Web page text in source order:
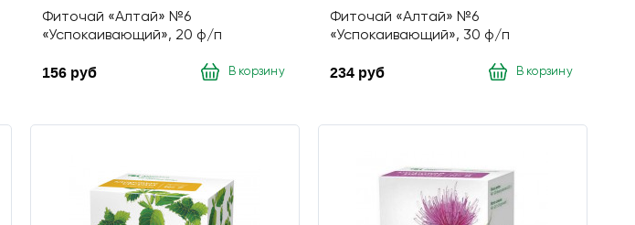
Фиточай «Алтай» №6
«Успокаивающий», 20 ф/п
156 руб В корзину
Фиточай «Алтай» №6
«Успокаивающий», 30 ф/п
234 руб В корзину